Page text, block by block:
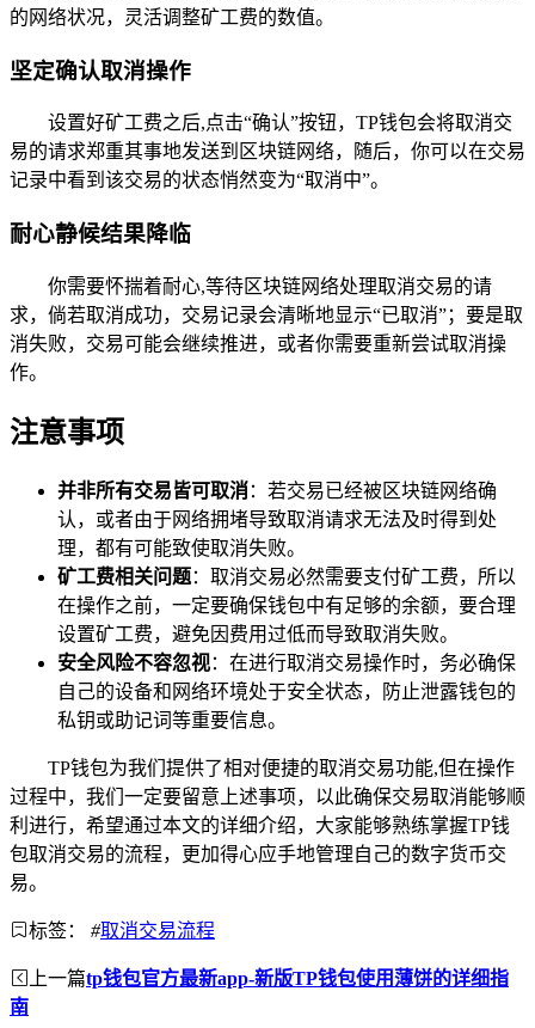
的网络状况，灵活调整矿工费的数值。
坚定确认取消操作
设置好矿工费之后,点击“确认”按钮，TP钱包会将取消交
易的请求郑重其事地发送到区块链网络，随后，你可以在交易
记录中看到该交易的状态悄然变为“取消中”。
耐心静候结果降临
你需要怀揣着耐心,等待区块链网络处理取消交易的请
求，倘若取消成功，交易记录会清晰地显示“已取消”；要是取
消失败，交易可能会继续推进，或者你需要重新尝试取消操
作。
注意事项
并非所有交易皆可取消 ：若交易已经被区块链网络确
认，或者由于网络拥堵导致取消请求无法及时得到处
理，都有可能致使取消失败。
矿工费相关问题：取消交易必然需要支付矿工费，所以
在操作之前，一定要确保钱包中有足够的余额，要合理
设置矿工费，避免因费用过低而导致取消失败。
安全风险不容忽视：在进行取消交易操作时，务必确保
自己的设备和网络环境处于安全状态，防止泄露钱包的
私钥或助记词等重要信息。
TP钱包为我们提供了相对便捷的取消交易功能,但在操作
过程中，我们一定要留意上述事项，以此确保交易取消能够顺
利进行，希望通过本文的详细介绍，大家能够熟练掌握TP钱
包取消交易的流程，更加得心应手地管理自己的数字货币交
易。
标签： #取消交易流程
上一篇tp钱包官方最新app-新版TP钱包使用薄饼的详细指
南